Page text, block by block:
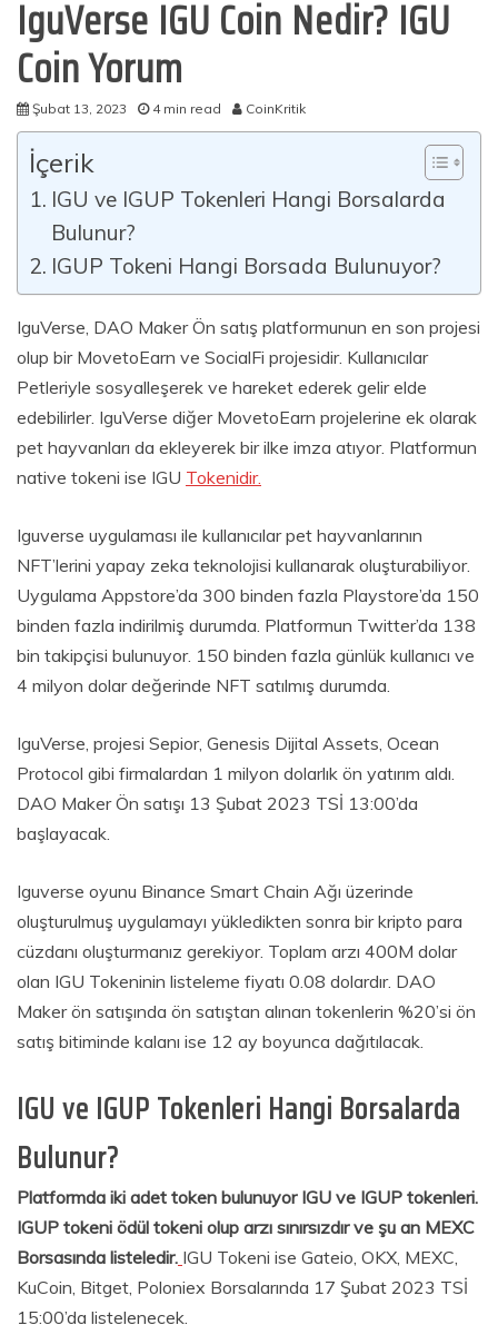
IguVerse IGU Coin Nedir? IGU
Coin Yorum
Şubat 13, 2023 4 min read CoinKritik
İçerik
IGU ve IGUP Tokenleri Hangi Borsalarda
Bulunur?
IGUP Tokeni Hangi Borsada Bulunuyor?
IguVerse, DAO Maker Ön satış platformunun en son projesi
olup bir MovetoEarn ve SocialFi projesidir. Kullanıcılar
Petleriyle sosyalleşerek ve hareket ederek gelir elde
edebilirler. IguVerse diğer MovetoEarn projelerine ek olarak
pet hayvanları da ekleyerek bir ilke imza atıyor. Platformun
native tokeni ise IGU Tokenidir.
Iguverse uygulaması ile kullanıcılar pet hayvanlarının
NFT’lerini yapay zeka teknolojisi kullanarak oluşturabiliyor.
Uygulama Appstore’da 300 binden fazla Playstore’da 150
binden fazla indirilmiş durumda. Platformun Twitter’da 138
bin takipçisi bulunuyor. 150 binden fazla günlük kullanıcı ve
4 milyon dolar değerinde NFT satılmış durumda.
IguVerse, projesi Sepior, Genesis Dijital Assets, Ocean
Protocol gibi firmalardan 1 milyon dolarlık ön yatırım aldı.
DAO Maker Ön satışı 13 Şubat 2023 TSİ 13:00’da
başlayacak.
Iguverse oyunu Binance Smart Chain Ağı üzerinde
oluşturulmuş uygulamayı yükledikten sonra bir kripto para
cüzdanı oluşturmanız gerekiyor. Toplam arzı 400M dolar
olan IGU Tokeninin listeleme fiyatı 0.08 dolardır. DAO
Maker ön satışında ön satıştan alınan tokenlerin %20’si ön
satış bitiminde kalanı ise 12 ay boyunca dağıtılacak.
IGU ve IGUP Tokenleri Hangi Borsalarda
Bulunur?
Platformda iki adet token bulunuyor IGU ve IGUP tokenleri.
IGUP tokeni ödül tokeni olup arzı sınırsızdır ve şu an MEXC
Borsasında listeledir. IGU Tokeni ise Gateio, OKX, MEXC,
KuCoin, Bitget, Poloniex Borsalarında 17 Şubat 2023 TSİ
15:00’da listelenecek.